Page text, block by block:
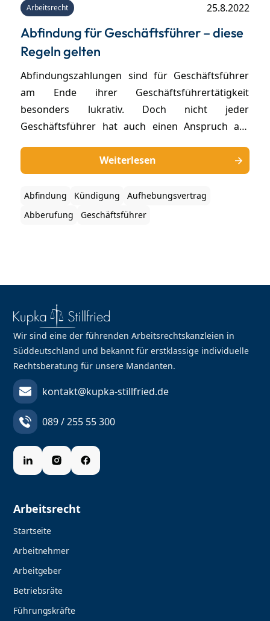
Arbeitsrecht 25.8.2022
Abfindung für Geschäftsführer – diese
Regeln gelten
Abfindungszahlungen sind für Geschäftsführer
am Ende ihrer Geschäftsführertätigkeit
besonders lukrativ. Doch nicht jeder
Geschäftsführer hat auch einen Anspruch auf
entscheiden neben dem
Geschäftsführerdienstvortrag vor allem die
Umstände der Entlassung sowie das
Verhandlungsgeschick über die Höhe der
Weiterlesen
Abfindung Kündigung
Aufhebungsvertrag
Abberufung
Geschäftsführer
Wir sind eine der führenden Arbeitsrechtskanzleien in
Süddeutschland und bekannt für erstklassige individuelle
Rechtsberatung für unsere Mandanten.
kontakt@kupka-stillfried.de
089 / 255 55 300
Arbeitsrecht
Startseite
Arbeitnehmer
Arbeitgeber
Betriebsräte
Führungskräfte